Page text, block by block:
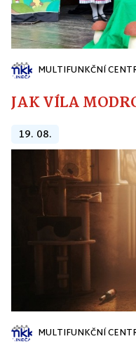
MULTIFUNKČNÍ
JAK VÍLA
19. 08.
MULTIFUNKČNÍ